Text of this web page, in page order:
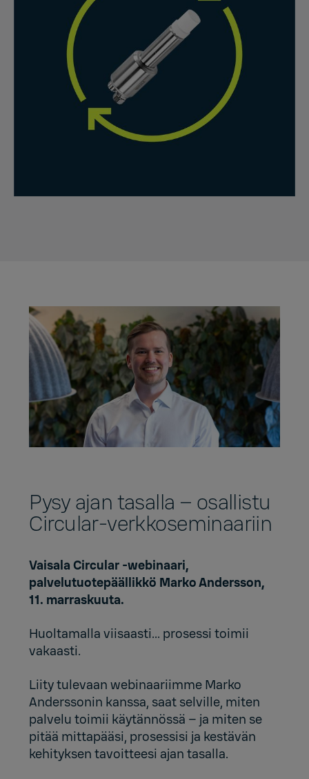
Pysy ajan tasalla – osallistu
Circular-verkkoseminaariin
Vaisala Circular -webinaari,
palvelutuotepäällikkö Marko Andersson,
11. marraskuuta.
Huoltamalla viisaasti... prosessi toimii
vakaasti.
Liity tulevaan webinaariimme Marko
Anderssonin kanssa, saat selville, miten
palvelu toimii käytännössä – ja miten se
pitää mittapääsi, prosessisi ja kestävän
kehityksen tavoitteesi ajan tasalla.